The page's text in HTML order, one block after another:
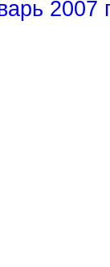
2007